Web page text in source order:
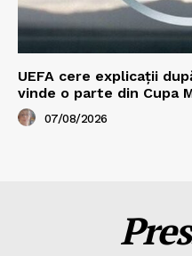
UEFA cere explicații
vinde o parte din Cupa
07/08/2026